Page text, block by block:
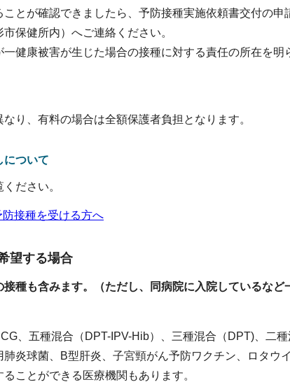
とが確認できましたら、予防接種実施依頼書交付の
保健所内）へご連絡ください。
健康被害が生じた場合の接種に対する責任の所在を明
り、有料の場合は全額保護者負担となります。
について
ださい。
接種を受ける方へ
望する場合
種も含みます。（ただし、同病院に入院しているな
、五種混合（DPT-IPV-Hib）、三種混合（DPT)、二
炎球菌、B型肝炎、子宮頸がん予防ワクチン、ロタウ
ことができる医療機関もあります。